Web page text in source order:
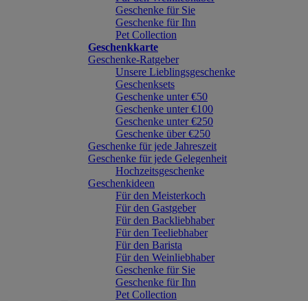
Geschenke für Sie
Geschenke für Ihn
Pet Collection
Geschenkkarte
Geschenke-Ratgeber
Unsere Lieblingsgeschenke
Geschenksets
Geschenke unter €50
Geschenke unter €100
Geschenke unter €250
Geschenke über €250
Geschenke für jede Jahreszeit
Geschenke für jede Gelegenheit
Hochzeitsgeschenke
Geschenkideen
Für den Meisterkoch
Für den Gastgeber
Für den Backliebhaber
Für den Teeliebhaber
Für den Barista
Für den Weinliebhaber
Geschenke für Sie
Geschenke für Ihn
Pet Collection